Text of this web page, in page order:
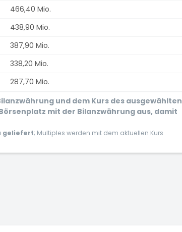
466,40 Mio.
438,90 Mio.
387,90 Mio.
338,20 Mio.
287,70 Mio.
und dem Kurs des ausgewählten
mit der Bilanzwährung aus, damit
geliefert; Multiples werden mit dem aktuellen Kurs